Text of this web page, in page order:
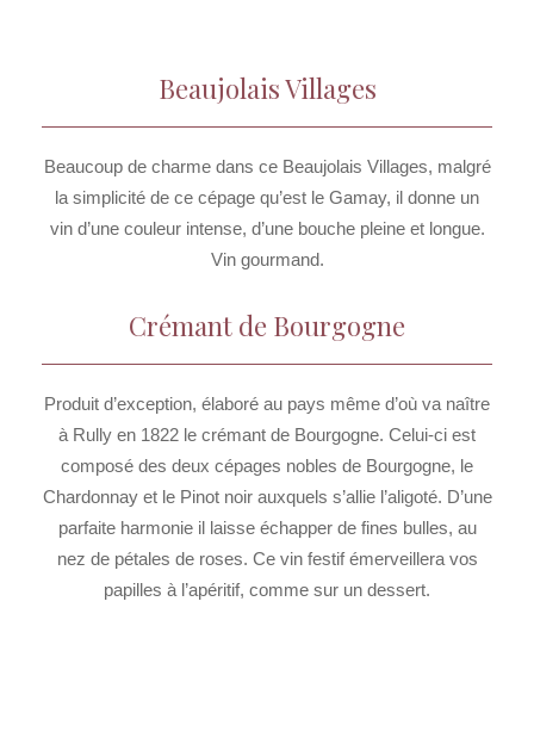
Beaujolais Villages
Beaucoup de charme dans ce Beaujolais Villages, malgré
la simplicité de ce cépage qu’est le Gamay, il donne un
vin d’une couleur intense, d’une bouche pleine et longue.
Vin gourmand.
Crémant de Bourgogne
Produit d’exception, élaboré au pays même d’où va naître
à Rully en 1822 le crémant de Bourgogne. Celui-ci est
composé des deux cépages nobles de Bourgogne, le
Chardonnay et le Pinot noir auxquels s’allie l’aligoté. D’une
parfaite harmonie il laisse échapper de fines bulles, au
nez de pétales de roses. Ce vin festif émerveillera vos
papilles à l’apéritif, comme sur un dessert.